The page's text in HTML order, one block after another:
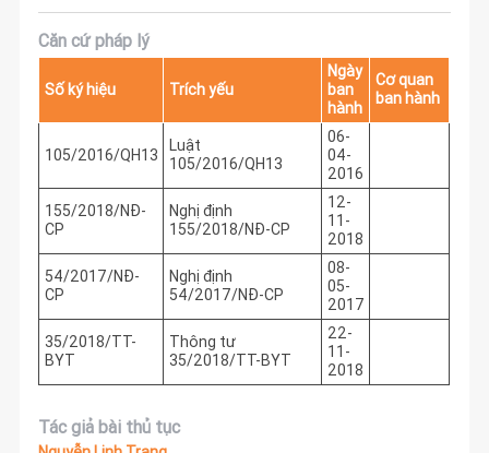
Căn cứ pháp lý
Số ký hiệu Trích yếu
Ngày
ban
hành
Cơ quan
ban hành
105/2016/QH13
Luật
105/2016/QH13
06-
04-
2016
155/2018/NĐ-
CP
Nghị định
155/2018/NĐ-CP
12-
11-
2018
54/2017/NĐ-
CP
Nghị định
54/2017/NĐ-CP
08-
05-
2017
35/2018/TT-
BYT
Thông tư
35/2018/TT-BYT
22-
11-
2018
Tác giả bài thủ tục